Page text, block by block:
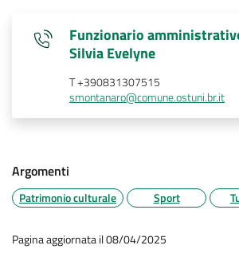
Funzionario
Silvia Evelyne
T +390831307515
smontanaro@comune.ostuni.br.it
Argomenti
Patrimonio culturale Sport
Pagina aggiornata il 08/04/2025